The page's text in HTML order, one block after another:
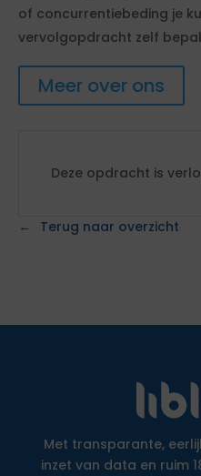
of concurrentiebeding je
vervolgopdracht zelf
Meer over ons
Deze opdracht is
Terug naar overzicht
Met transparante,
inzet van data en ruim